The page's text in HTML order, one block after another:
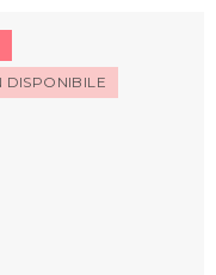
DISPONIBILE